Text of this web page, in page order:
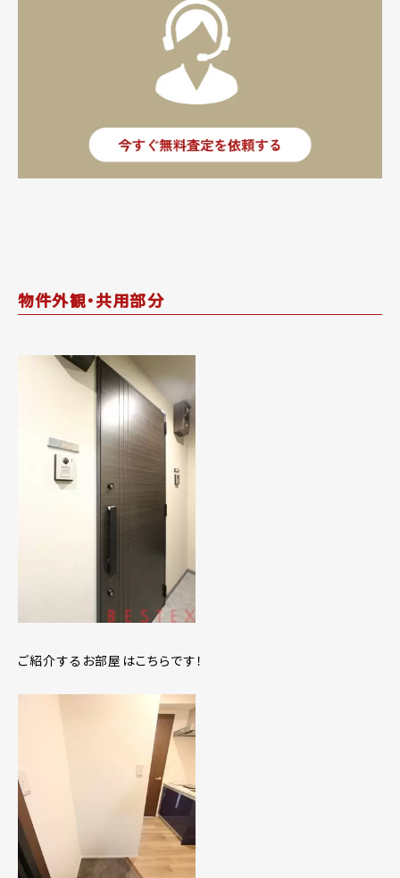
物件外観・共用部分
ご紹介するお部屋はこちらです！